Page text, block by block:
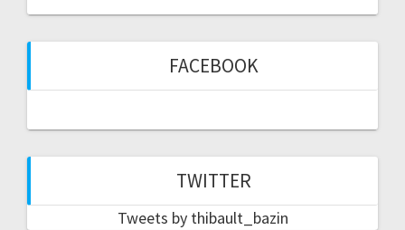
FACEBOOK
TWITTER
Tweets by thibault_bazin